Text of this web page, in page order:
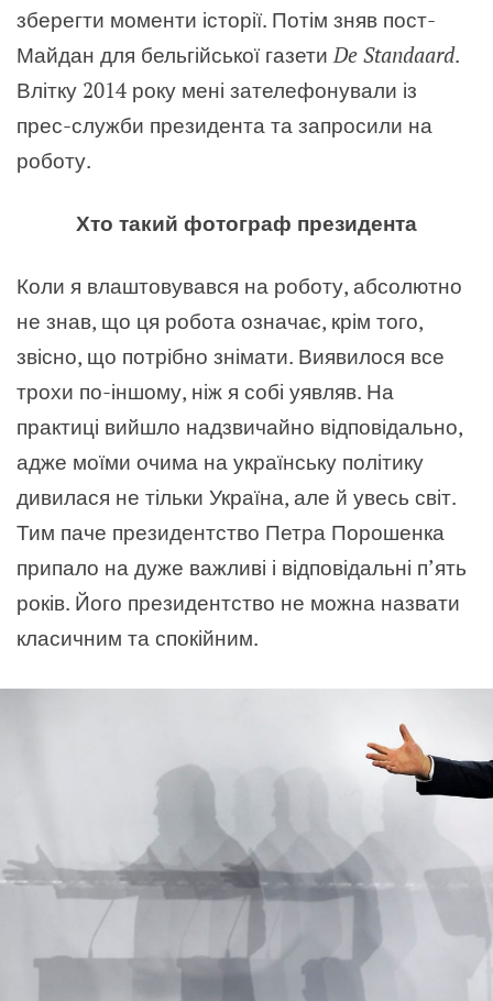
зберегти моменти історії. Потім зняв пост-
Майдан для бельгійської газетиDe Standaard.
Влітку 2014 року мені зателефонували із
прес-служби президента та запросили на
роботу.
Хто такий фотограф президента
Коли я влаштовувався на роботу, абсолютно
не знав, що ця робота означає, крім того,
звісно, що потрібно знімати. Виявилося все
трохи по-іншому, ніж я собі уявляв. На
практиці вийшло надзвичайно відповідально,
адже моїми очима на українську політику
дивилася не тільки Україна, але й увесь світ.
Тим паче президентство Петра Порошенка
припало на дуже важливі і відповідальні п’ять
років. Його президентство не можна назвати
класичним та спокійним.